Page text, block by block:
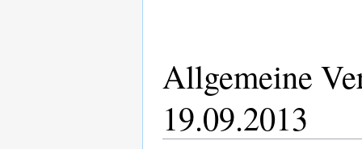
Allgemeine
19.09.2013